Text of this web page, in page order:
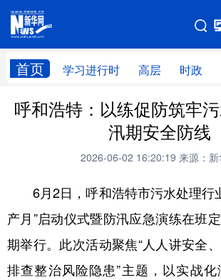
首页 学习进行时 高层 时政
网站地图
学习进行时 高层 时政
财经 网评
全球连线
科技 科创 量子
文化 书画 健康
呼和浩特：以练促防筑牢
汛期安全防线
2026-06-02 16:20:19 来源：
6月2日，呼和浩特市污水处理行
产月”启动仪式暨防汛应急演练在班
期举行。此次活动聚焦“人人讲安
排查整治风险隐患”主题，以实战